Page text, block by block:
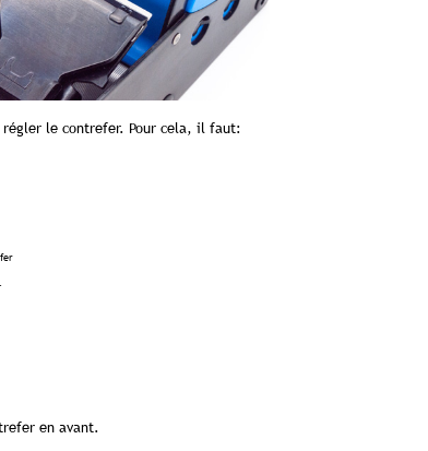
régler le contrefer. Pour cela, il faut:
en avant.